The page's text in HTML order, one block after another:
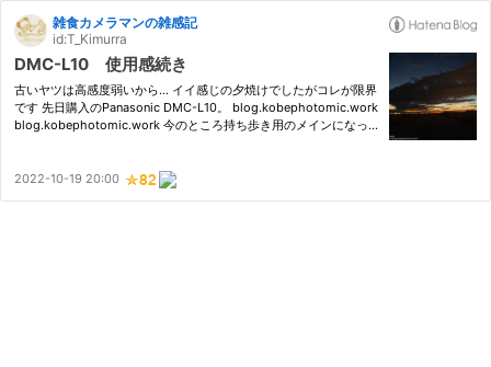
雑食カメラマンの雑感記
id:T_Kimurra
DMC-L10 使用感続き
古いヤツは高感度弱いから… イイ感じの夕焼けでしたがコレが限界
です 先日購入のPanasonic DMC-L10。 blog.kobephotomic.work
blog.kobephotomic.work 今のところ持ち歩き用のメインになっ
高感…
2022-10-19 20:00